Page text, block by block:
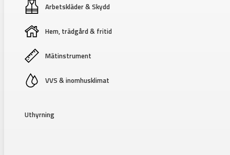
Arbetskläder & Skydd
Hem, trädgård & fritid
Mätinstrument
VVS & inomhusklimat
Uthyrning